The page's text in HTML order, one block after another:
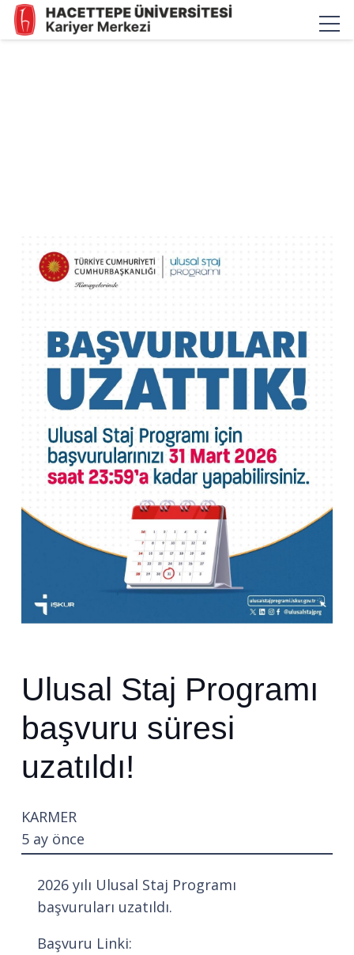
Ulusal Staj Programı
başvuru süresi
uzatıldı!
KARMER
5 ay önce
2026 yılı Ulusal Staj Programı
başvuruları uzatıldı.
Başvuru Linki: